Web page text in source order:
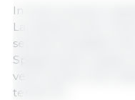
In Cina il prezzo è
La riduzione del
sembra inevitabile.
Spagna sarà in grado
verso quello che è
tempo fa...